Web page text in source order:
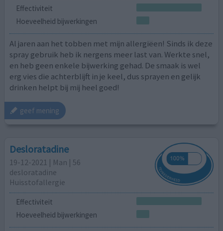
Effectiviteit
Hoeveelheid bijwerkingen
Al jaren aan het tobben met mijn allergiëen! Sinds ik deze
spray gebruik heb ik nergens meer last van. Werkte snel,
en heb geen enkele bijwerking gehad. De smaak is wel
erg vies die achterblijft in je keel, dus sprayen en gelijk
drinken helpt bij mij heel goed!
geef mening
Desloratadine
19-12-2021 | Man | 56
desloratadine
Huisstofallergie
Effectiviteit
Hoeveelheid bijwerkingen